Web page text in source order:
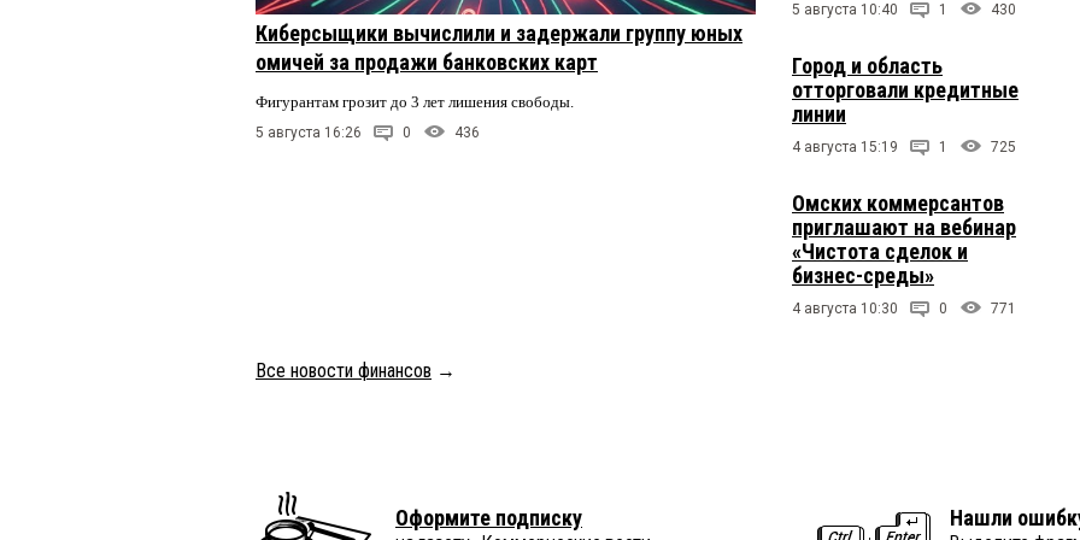
Киберсыщики вычислили и задержали группу юных
омичей за продажи банковских карт
Фигурантам грозит до 3 лет лишения свободы.
5 августа 16:26 0 436
5 августа 10:40 1 430
Город и область
отторговали кредитные
линии
4 августа 15:19 1 725
Омских коммерсантов
приглашают на вебинар
«Чистота сделок и
бизнес-среды»
4 августа 10:30 0 771
Все новости финансов →
Оформите подписку Нашли